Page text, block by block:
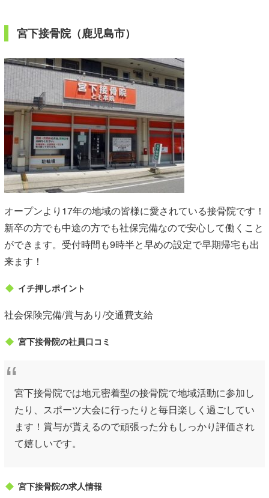
宮下接骨院（鹿児島市）
オープンより17年の地域の皆様に愛されている接骨院です！
新卒の方でも中途の方でも社保完備なので安心して働くこと
ができます。受付時間も9時半と早めの設定で早期帰宅も出
来ます！
イチ押しポイント
社会保険完備/賞与あり/交通費支給
宮下接骨院の社員口コミ
宮下接骨院では地元密着型の接骨院で地域活動に参加し
たり、スポーツ大会に行ったりと毎日楽しく過ごしてい
ます！賞与が貰えるので頑張った分もしっかり評価され
て嬉しいです。
宮下接骨院の求人情報